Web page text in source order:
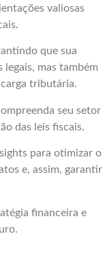
valiosas
que sua
legais, mas também
tributária.
seu setor
das leis fiscais.
para otimizar o
e, assim, garantir
financeira e